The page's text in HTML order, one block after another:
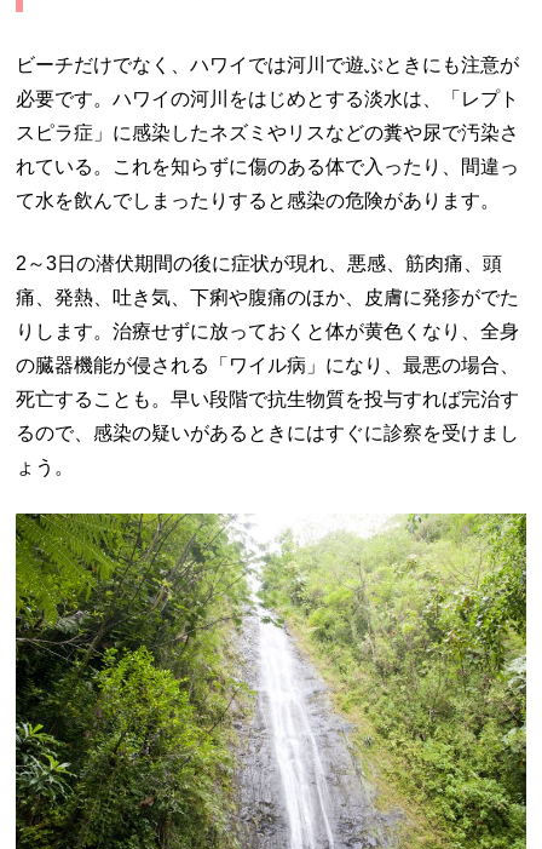
ビーチだけでなく、ハワイでは河川で遊ぶときにも注意が
必要です。ハワイの河川をはじめとする淡水は、「レプト
スピラ症」に感染したネズミやリスなどの糞や尿で汚染さ
れている。これを知らずに傷のある体で入ったり、間違っ
て水を飲んでしまったりすると感染の危険があります。
2～3日の潜伏期間の後に症状が現れ、悪感、筋肉痛、頭
痛、発熱、吐き気、下痢や腹痛のほか、皮膚に発疹がでた
りします。治療せずに放っておくと体が黄色くなり、全身
の臓器機能が侵される「ワイル病」になり、最悪の場合、
死亡することも。早い段階で抗生物質を投与すれば完治す
るので、感染の疑いがあるときにはすぐに診察を受けまし
ょう。